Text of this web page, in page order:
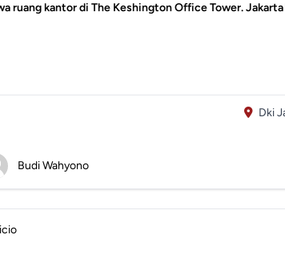
ruang kantor di The Keshington Office Tower.
Dki
Budi Wahyono